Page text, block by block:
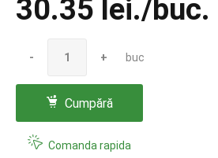
30.35 lei./buc.
- + buc
Cumpără
Comanda rapida